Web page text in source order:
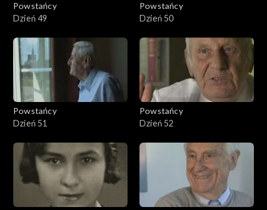
Powstańcy
Dzień 49
Powstańcy
Dzień 50
Powstańcy
Dzień 51
Powstańcy
Dzień 52